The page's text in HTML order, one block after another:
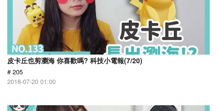
皮卡丘也剪瀏海 你喜歡嗎? 科技小電報(7/20)
# 205
2018-07-20 01:00